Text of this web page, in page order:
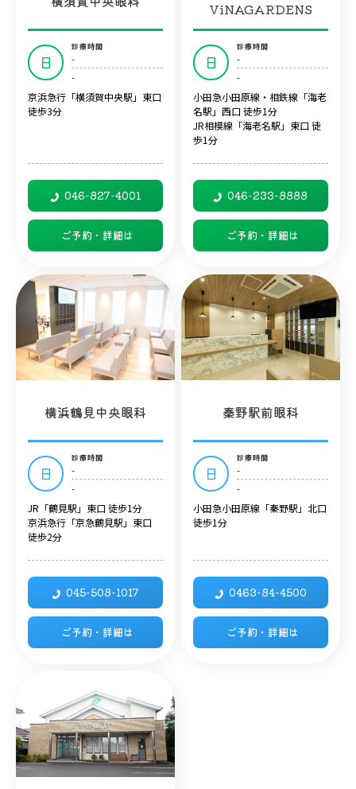
日
診療時間
-
-
京浜急行「横須賀中央駅」東口
徒歩3分
046-827-4001
ご予約・詳細は
ViNAGARDENS
日
診療時間
-
-
小田急小田原線・相鉄線「海老
名駅」西口 徒歩1分
JR相模線「海老名駅」東口 徒
歩1分
046-233-8888
ご予約・詳細は
横浜鶴見中央眼科
日
診療時間
-
-
JR「鶴見駅」東口 徒歩1分
京浜急行「京急鶴見駅」東口
徒歩2分
045-508-1017
ご予約・詳細は
秦野駅前眼科
日
診療時間
-
-
小田急小田原線「秦野駅」北口
徒歩1分
0463-84-4500
ご予約・詳細は